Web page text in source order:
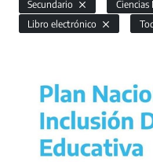
Secundario
Ciencias
Libro electrónico